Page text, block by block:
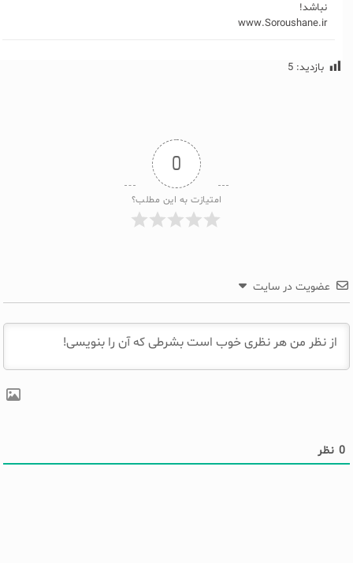
نباشد!
www.Soroushane.ir
بازدید: 5
0
امتیازت به این مطلب؟
عضویت در سایت
0 نظر